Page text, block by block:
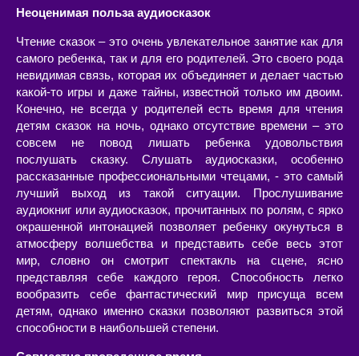
Неоценимая польза аудиосказок
Чтение сказок – это очень увлекательное занятие как для
самого ребенка, так и для его родителей. Это своего рода
невидимая связь, которая их объединяет и делает частью
какой-то игры и даже тайны, известной только им двоим.
Конечно, не всегда у родителей есть время для чтения
детям сказок на ночь, однако отсутствие времени – это
совсем не повод лишать ребенка удовольствия
послушать сказку. Слушать аудиосказки, особенно
рассказанные профессиональными чтецами, - это самый
лучший выход из такой ситуации. Прослушивание
аудиокниг или аудиосказок, прочитанных по ролям, с ярко
окрашенной интонацией позволяет ребенку окунуться в
атмосферу волшебства и представить себе весь этот
мир, словно он смотрит спектакль на сцене, ясно
представляя себе каждого героя. Способность легко
вообразить себе фантастический мир присуща всем
детям, однако именно сказки позволяют развиться этой
способности в наибольшей степени.